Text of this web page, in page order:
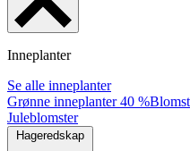
Inneplanter
Se alle inneplanter
Grønne inneplanter40 %
Juleblomster